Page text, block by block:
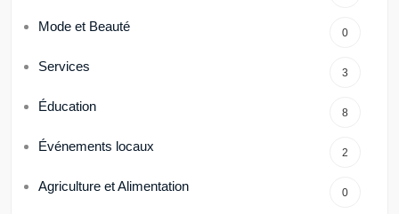
Mode et Beauté 0
Services 3
Éducation 8
Événements locaux 2
Agriculture et Alimentation 0